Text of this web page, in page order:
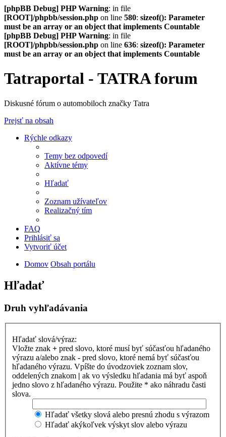
[phpBB Debug] PHP Warning: in file
[ROOT]/phpbb/session.php on line 580: sizeof(): Parameter
must be an array or an object that implements Countable
[phpBB Debug] PHP Warning: in file
[ROOT]/phpbb/session.php on line 636: sizeof(): Parameter
must be an array or an object that implements Countable
Tatraportal - TATRA forum
Diskusné fórum o automobiloch značky Tatra
Prejsť na obsah
Rýchle odkazy
Temy bez odpovedí
Aktívne témy
Hľadať
Zoznam užívateľov
Realizačný tím
FAQ
Prihlásiť sa
Vytvoriť účet
Domov Obsah portálu
Hľadať
Druh vyhľadávania
Hľadať slová/výraz:
Vložte znak + pred slovo, ktoré musí byť súčasťou hľadaného
výrazu a/alebo znak - pred slovo, ktoré nemá byť súčasťou
hľadaného výrazu. Vpíšte do úvodzoviek zoznam slov,
oddelených znakom | ak vo výsledku hľadania má byť aspoň
jedno slovo z hľadaného výrazu. Použite * ako náhradu časti
slova.
Hľadať všetky slová alebo presnú zhodu s výrazom
Hľadať akýkoľvek výskyt slov alebo výrazu